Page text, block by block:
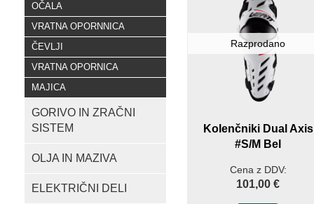
OČALA
VRATNA OPORNNICA
ČEVLJI
VRATNA OPORNICA
MAJICA
GORIVO IN ZRAČNI
SISTEM
OLJA IN MAZIVA
ELEKTRIČNI DELI
Razprodano
Kolenčniki Dual Axis
#S/M Bel
Cena z DDV:
101,00 €